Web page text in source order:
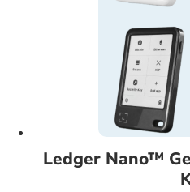
Ledger Nano™